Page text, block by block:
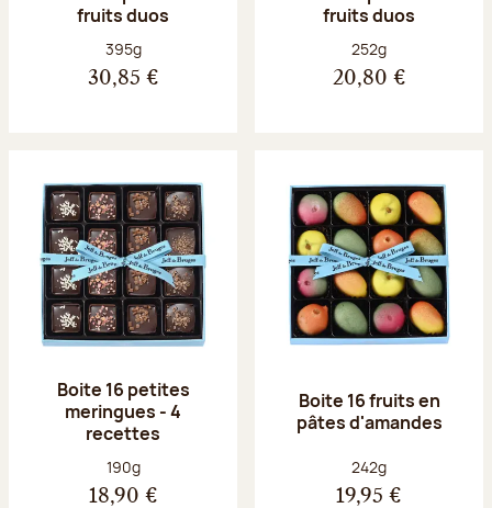
fruits duos
Poids net :
395g
30,85 €
fruits duos
Poids net :
252g
20,80 €
Boite 16 petites
meringues - 4
recettes
Poids net :
190g
18,90 €
Boite 16 fruits en
pâtes d'amandes
Poids net :
242g
19,95 €